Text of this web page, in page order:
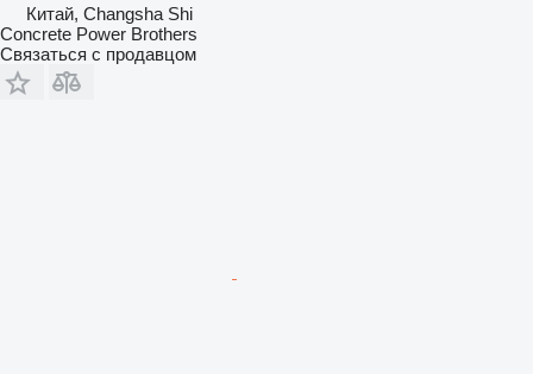
Китай, Changsha Shi
Concrete Power Brothers
Связаться с продавцом